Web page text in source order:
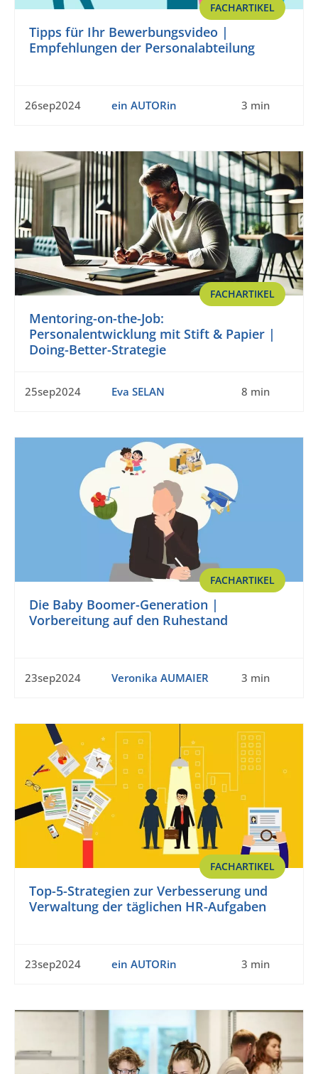
FACHARTIKEL
Tipps für Ihr Bewerbungsvideo |
Empfehlungen der Personalabteilung
26sep2024 ein AUTORin 3 min
FACHARTIKEL
Mentoring-on-the-Job:
Personalentwicklung mit Stift & Papier |
Doing-Better-Strategie
25sep2024 Eva SELAN 8 min
FACHARTIKEL
Die Baby Boomer-Generation |
Vorbereitung auf den Ruhestand
23sep2024 Veronika AUMAIER 3 min
FACHARTIKEL
Top-5-Strategien zur Verbesserung und
Verwaltung der täglichen HR-Aufgaben
23sep2024 ein AUTORin 3 min